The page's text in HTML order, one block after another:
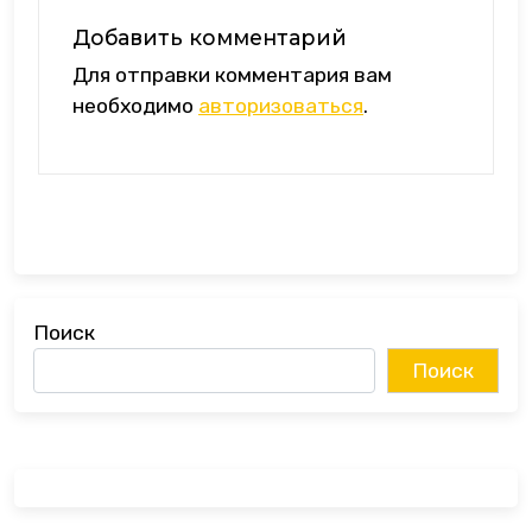
Добавить комментарий
Для отправки комментария вам
необходимо авторизоваться.
Поиск
Поиск